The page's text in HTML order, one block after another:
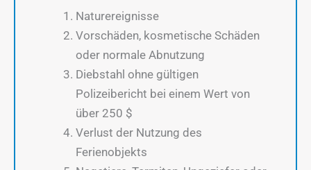
Naturereignisse
Vorschäden, kosmetische Schäden
oder normale Abnutzung
Diebstahl ohne gültigen
Polizeibericht bei einem Wert von
über 250 $
Verlust der Nutzung des
Ferienobjekts